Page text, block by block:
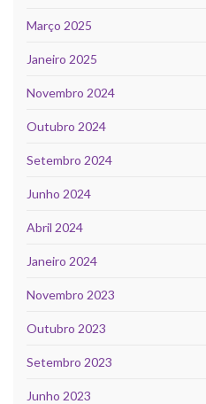
Março 2025
Janeiro 2025
Novembro 2024
Outubro 2024
Setembro 2024
Junho 2024
Abril 2024
Janeiro 2024
Novembro 2023
Outubro 2023
Setembro 2023
Junho 2023